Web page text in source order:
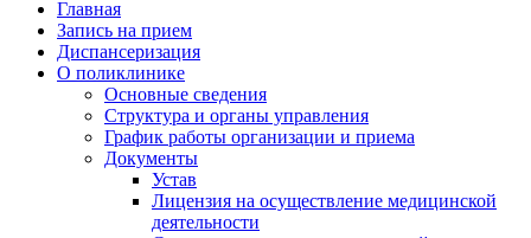
Главная
Запись на прием
Диспансеризация
О поликлинике
Основные сведения
Структура и органы управления
График работы организации и приема
Документы
Устав
Лицензия на осуществление медицинской
деятельности